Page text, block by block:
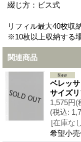
綴じ方：ビス式
リフィル最大40枚収
※10枚以上収納する
関連商品
ベレッ
サイズ
1,575円(
(税込:
[在庫な
希望小